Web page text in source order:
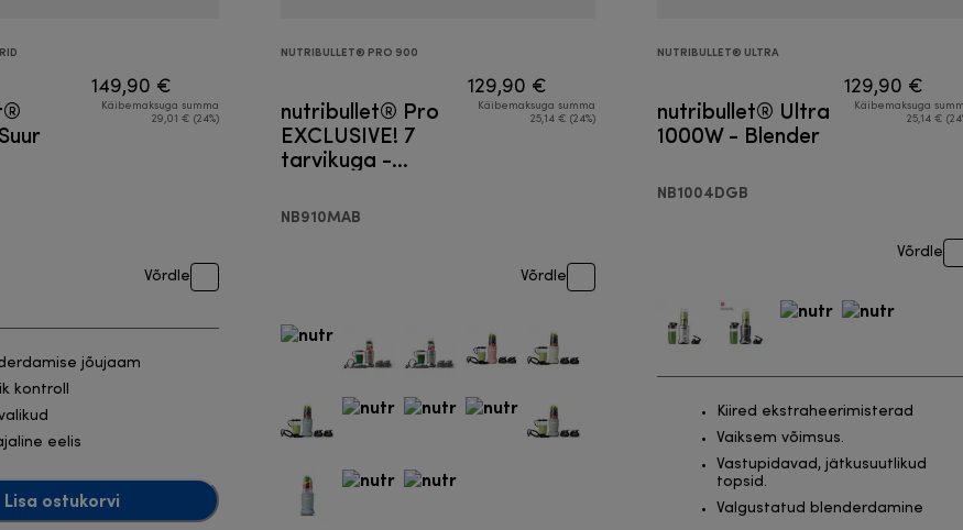
149,90 €
Käibemaksuga summa
29,01 € (24%)
Võrdle
jõujaam
kontroll
eelis
Lisa ostukorvi
NUTRIBULLET® PRO 900
nutribullet® Pro
EXCLUSIVE! 7
tarvikuga -
NB910MAB
129,90 €
Käibemaksuga summa
25,14 € (24%)
Võrdle
NUTRIBULLET® ULTRA
nutribullet® Ultra
1000W - Blender
NB1004DGB
129,90 €
Käibemaksuga
25,14 €
Võrdle
Kiired ekstraheerimisterad
Vaiksem võimsus.
Vastupidavad, jätkusuutlikud
topsid.
Valgustatud blenderdamine